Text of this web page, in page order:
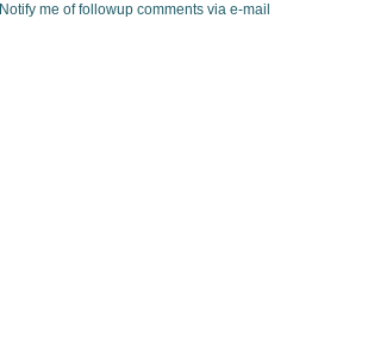
Notify me of followup comments via e-mail